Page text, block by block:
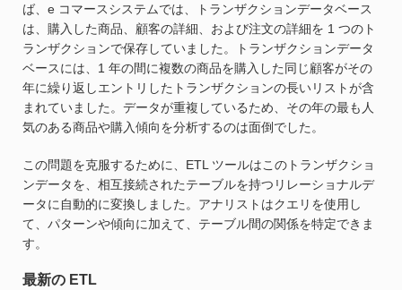
ば、e コマースシステムでは、トランザクションデータベース
は、購入した商品、顧客の詳細、および注文の詳細を 1 つのト
ランザクションで保存していました。トランザクションデータ
ベースには、1 年の間に複数の商品を購入した同じ顧客がその
年に繰り返しエントリしたトランザクションの長いリストが含
まれていました。データが重複しているため、その年の最も人
気のある商品や購入傾向を分析するのは面倒でした。
この問題を克服するために、ETL ツールはこのトランザクショ
ンデータを、相互接続されたテーブルを持つリレーショナルデ
ータに自動的に変換しました。アナリストはクエリを使用し
て、パターンや傾向に加えて、テーブル間の関係を特定できま
す。
最新の ETL